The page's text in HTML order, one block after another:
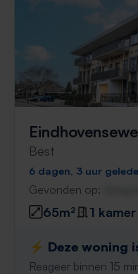
Best
6 dagen, 3 uur
Gevonden op:
65m² 1 kamer
⚡️ Deze woning
Reageer binnen 15